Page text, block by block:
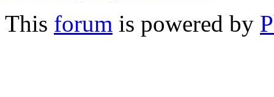
This forum is powered by